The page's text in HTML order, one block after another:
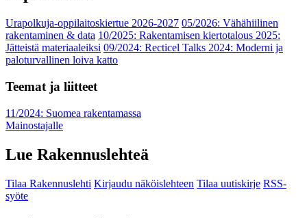
Urapolkuja-oppilaitoskiertue 2026-2027 05/2026: Vähähiilinen
rakentaminen & data 10/2025: Rakentamisen kiertotalous 2025:
Jätteistä materiaaleiksi 09/2024: Recticel Talks 2024: Moderni ja
paloturvallinen loiva katto
Teemat ja liitteet
11/2024: Suomea rakentamassa
Mainostajalle
Lue Rakennuslehteä
Tilaa Rakennuslehti Kirjaudu näköislehteen Tilaa uutiskirje RSS-
syöte